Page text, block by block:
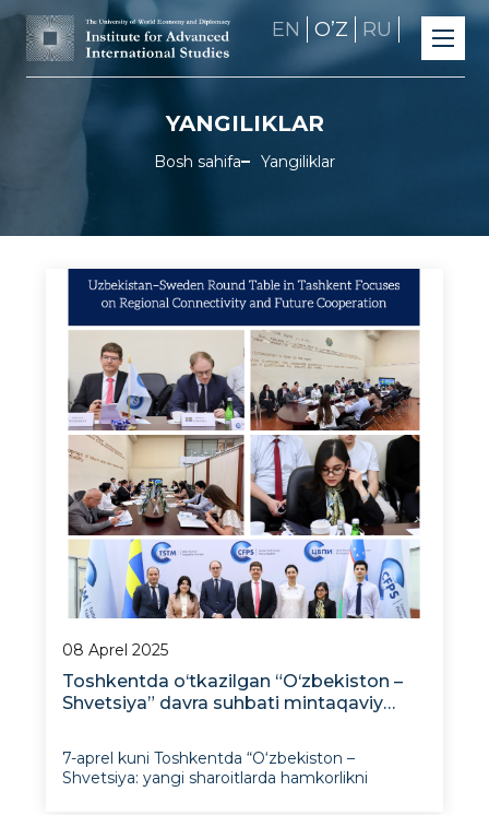
EN OʼZ RU
YANGILIKLAR
Bosh sahifa Yangiliklar
08 Aprel 2025
Toshkentda o‘tkazilgan “O‘zbekiston –
Shvetsiya” davra suhbati mintaqaviy
masalalariga bag‘ishlandi
7-aprel kuni Toshkentda “O‘zbekiston –
Shvetsiya: yangi sharoitlarda hamkorlikni